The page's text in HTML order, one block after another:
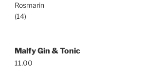
Rosmarin
(14)
Malfy Gin & Tonic
11,00